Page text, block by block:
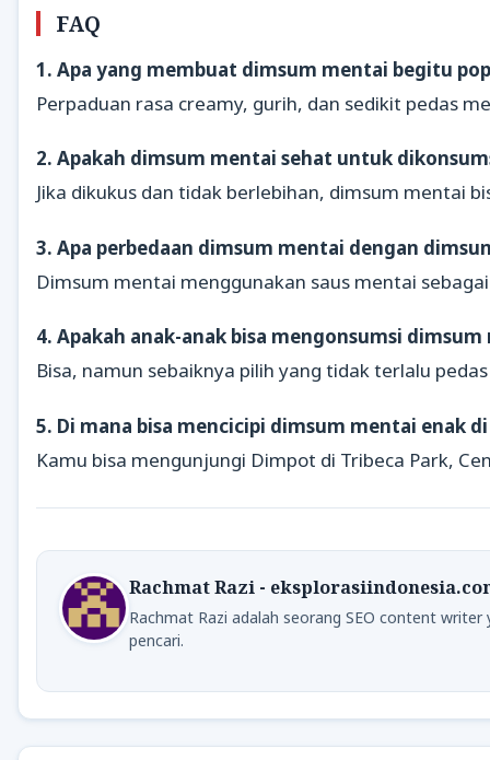
FAQ
1. Apa yang membuat dimsum mentai begitu
Perpaduan rasa creamy, gurih, dan sedikit pedas
2. Apakah dimsum mentai sehat untuk
Jika dikukus dan tidak berlebihan, dimsum mentai
3. Apa perbedaan dimsum mentai dengan
Dimsum mentai menggunakan saus mentai
4. Apakah anak-anak bisa mengonsumsi dimsum
Bisa, namun sebaiknya pilih yang tidak terlalu
5. Di mana bisa mencicipi dimsum mentai enak
Kamu bisa mengunjungi Dimpot di Tribeca Park,
Rachmat Razi -
Rachmat Razi adalah seorang SEO content
pencari.